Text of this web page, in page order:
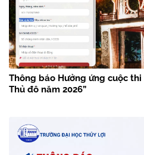
Thông báo Hưởng ứng cuộc
Thủ đô năm 2026”